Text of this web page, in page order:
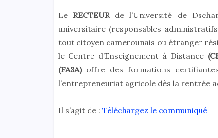
Le RECTEUR de l’Université de
universitaire (responsables
tout citoyen camerounais ou étranger
le Centre d’Enseignement à Distance
(FASA)offre des formations
l’entrepreneuriat agricole dès la rentrée
Il s’agit de : Téléchargez le communiqué